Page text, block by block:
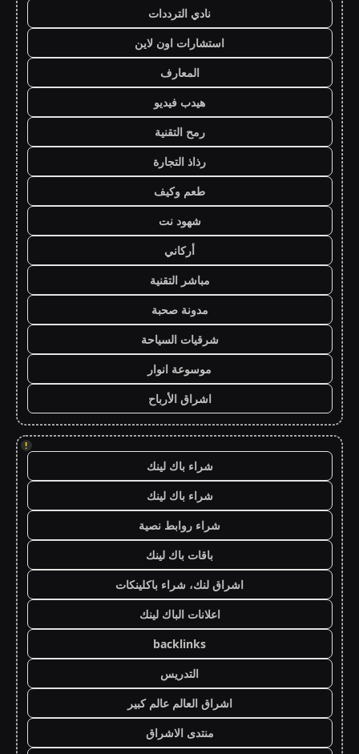
نادي الترددات
استشارات اون لاين
المعارف
هيدب فيديو
رمح التقنية
رذاذ التجارة
طعم وكيف
شهود نت
أركاني
مباشر التقنية
مدونة صحبة
شرقيات السياحة
موسوعة انوار
اشراق الأرباح
!
شراء باك لينك
شراء باك لينك
شراء روابط نصية
باقات باك لينك
اشراق لنك، شراء باكلينكات
اعلانات الباك لينك
backlinks
التدريس
اشراق العالم عالم كبير
منتدى الاشراق